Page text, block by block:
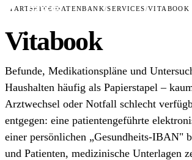
STARTSEITE/DATENBANK/SERVICES/VITABOOK
Vitabook
Befunde, Medikationspläne und
Haushalten häufig als Papierstapel –
Arztwechsel oder Notfall schlecht
entgegen: eine patientengeführte
einer persönlichen „Gesundheits-IBAN"
und Patienten, medizinische Unterlagen